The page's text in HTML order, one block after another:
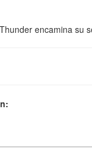
encamina su